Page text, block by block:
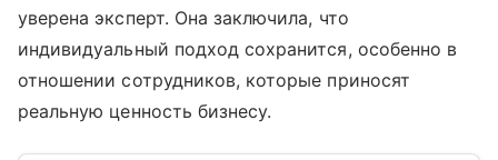
уверена эксперт. Она заключила, что
индивидуальный подход сохранится, особенно в
отношении сотрудников, которые приносят
реальную ценность бизнесу.